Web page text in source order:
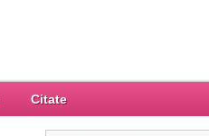
Citate